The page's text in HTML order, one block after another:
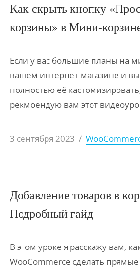
Как скрыть кнопку
корзины» в Мини-
Если у вас большие планы на
вашем интернет-магазине и
полностью её
рекмоендую вам этот
3 сентября 2023 /
Добавление товаров в
Подробный гайд
В этом уроке я расскажу вам,
WooCommerce сделать прямые